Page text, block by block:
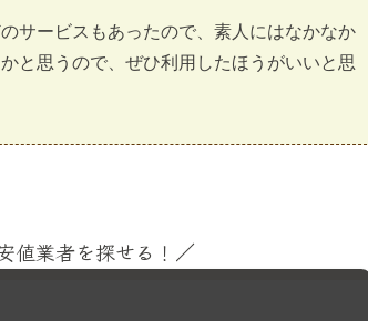
サービスもあったので、素人にはなかなか
と思うので、ぜひ利用したほうがいいと思
値業者を探せる！／